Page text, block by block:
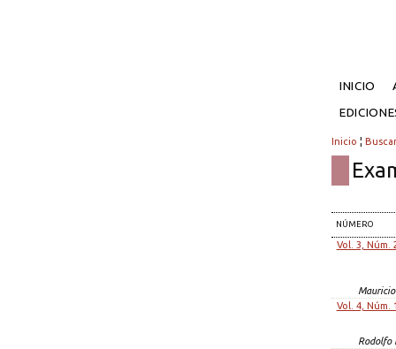
INICIO
Inicio ¦ Buscar
NÚMERO
Vol. 3, Núm.
Vol. 4, Núm.
Rodolfo